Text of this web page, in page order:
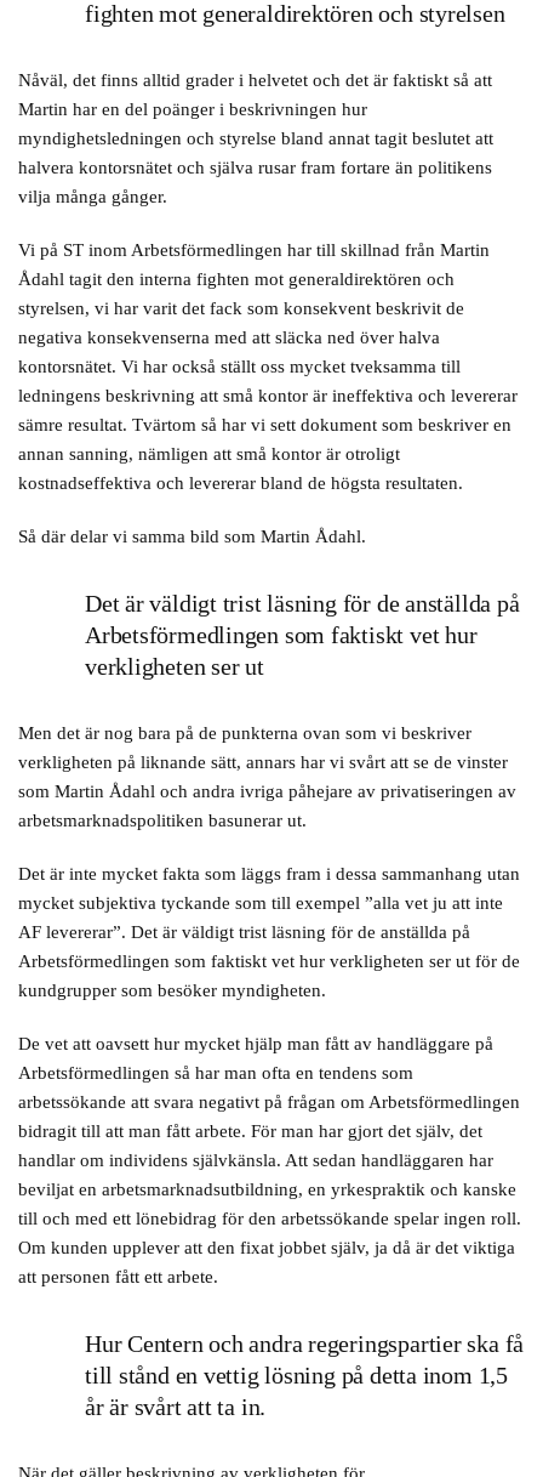
fighten mot generaldirektören och styrelsen
Nåväl, det finns alltid grader i helvetet och det är faktiskt så att
Martin har en del poänger i beskrivningen hur
myndighetsledningen och styrelse bland annat tagit beslutet att
halvera kontorsnätet och själva rusar fram fortare än politikens
vilja många gånger.
Vi på ST inom Arbetsförmedlingen har till skillnad från Martin
Ådahl tagit den interna fighten mot generaldirektören och
styrelsen, vi har varit det fack som konsekvent beskrivit de
negativa konsekvenserna med att släcka ned över halva
kontorsnätet. Vi har också ställt oss mycket tveksamma till
ledningens beskrivning att små kontor är ineffektiva och levererar
sämre resultat. Tvärtom så har vi sett dokument som beskriver en
annan sanning, nämligen att små kontor är otroligt
kostnadseffektiva och levererar bland de högsta resultaten.
Så där delar vi samma bild som Martin Ådahl.
Det är väldigt trist läsning för de anställda på
Arbetsförmedlingen som faktiskt vet hur
verkligheten ser ut
Men det är nog bara på de punkterna ovan som vi beskriver
verkligheten på liknande sätt, annars har vi svårt att se de vinster
som Martin Ådahl och andra ivriga påhejare av privatiseringen av
arbetsmarknadspolitiken basunerar ut.
Det är inte mycket fakta som läggs fram i dessa sammanhang utan
mycket subjektiva tyckande som till exempel ”alla vet ju att inte
AF levererar”. Det är väldigt trist läsning för de anställda på
Arbetsförmedlingen som faktiskt vet hur verkligheten ser ut för de
kundgrupper som besöker myndigheten.
De vet att oavsett hur mycket hjälp man fått av handläggare på
Arbetsförmedlingen så har man ofta en tendens som
arbetssökande att svara negativt på frågan om Arbetsförmedlingen
bidragit till att man fått arbete. För man har gjort det själv, det
handlar om individens självkänsla. Att sedan handläggaren har
beviljat en arbetsmarknadsutbildning, en yrkespraktik och kanske
till och med ett lönebidrag för den arbetssökande spelar ingen roll.
Om kunden upplever att den fixat jobbet själv, ja då är det viktiga
att personen fått ett arbete.
Hur Centern och andra regeringspartier ska få
till stånd en vettig lösning på detta inom 1,5
år är svårt att ta in.